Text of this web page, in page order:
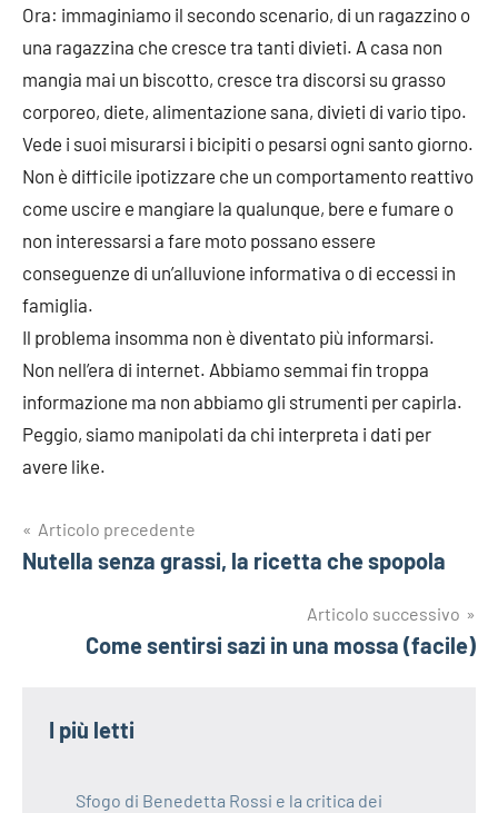
Ora: immaginiamo il secondo scenario, di un ragazzino o
una ragazzina che cresce tra tanti divieti. A casa non
mangia mai un biscotto, cresce tra discorsi su grasso
corporeo, diete, alimentazione sana, divieti di vario tipo.
Vede i suoi misurarsi i bicipiti o pesarsi ogni santo giorno.
Non è difficile ipotizzare che un comportamento reattivo
come uscire e mangiare la qualunque, bere e fumare o
non interessarsi a fare moto possano essere
conseguenze di un’alluvione informativa o di eccessi in
famiglia.
Il problema insomma non è diventato più informarsi.
Non nell’era di internet. Abbiamo semmai fin troppa
informazione ma non abbiamo gli strumenti per capirla.
Peggio, siamo manipolati da chi interpreta i dati per
avere like.
Navigazione
articoli
Articolo precedente
Nutella senza grassi, la ricetta che spopola
Articolo successivo
Come sentirsi sazi in una mossa (facile)
I più letti
Sfogo di Benedetta Rossi e la critica dei